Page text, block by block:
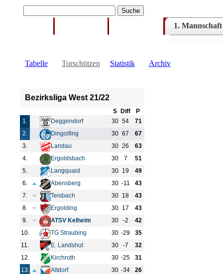
1. Mannschaft
Tabelle Torschützen Statistik Archiv
Bezirksliga West 21/22
S Diff
P
1.
Deggendorf 30 54
71
2.
Dingolfing 30 67
67
3.
Landau 30 26
63
4.
Ergoldsbach 30 7
51
5.
Langquaid 30 19
49
6.
Abensberg 30 -11
43
7.
Teisbach 30 18
43
8.
Ergolding 30 17
43
9.
ATSV Kelheim 30 -2
42
10.
TG Straubing 30 -29
35
11.
E. Landshut 30 -7
32
12.
Kirchroth 30 -25
31
13.
Altdorf 30 -34
26